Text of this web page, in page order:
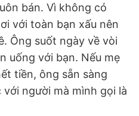
bán. Vì không có
với toàn bạn xấu nên
Ông suốt ngày về vòi
uống với bạn. Nếu mẹ
tiền, ông sẵn sàng
người mà mình gọi là